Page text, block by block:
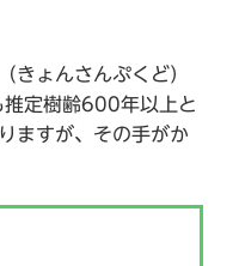
きょんさんぷくど）
推定樹齢600年以上と
ますが、その手がか